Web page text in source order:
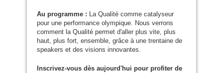
Au programme : La Qualité comme catalyseur
pour une performance olympique. Nous verrons
comment la Qualité permet d'aller plus vite, plus
haut, plus fort, ensemble, grâce à une trentaine de
speakers et des visions innovantes.
Inscrivez-vous dès aujourd'hui pour profiter de